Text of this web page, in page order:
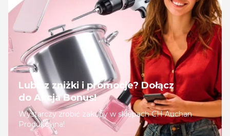
Lubisz zniżki i promocje? Dołącz
do Akcja Bonus!
Wystarczy zrobić zakupy w sklepach CH Auchan
Produkcyjna!